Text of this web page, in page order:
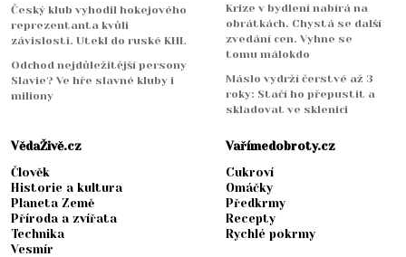
Český klub vyhodil hokejového
reprezentanta kvůli
závislosti. Utekl do ruské KHL
Odchod nejdůležitější persony
Slavie? Ve hře slavné kluby i
miliony
Krize v bydlení nabírá na
obrátkách. Chystá se další
zvedání cen. Vyhne se
tomu málokdo
Máslo vydrží čerstvé až 3
roky: Stačí ho přepustit a
skladovat ve sklenici
VědaŽivě.cz
Člověk
Historie a kultura
Planeta Země
Příroda a zvířata
Technika
Vesmír
Vařímedobroty.cz
Cukroví
Omáčky
Předkrmy
Recepty
Rychlé pokrmy